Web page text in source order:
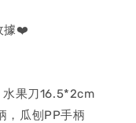
據❤️
水果刀16.5*2cm
，瓜刨PP手柄